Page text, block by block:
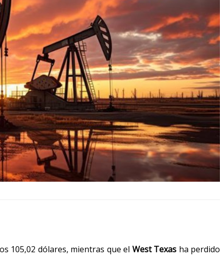
105,02 dólares, mientras que el West Texas ha perdido